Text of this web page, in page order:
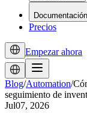
Documentación
Precios
Empezar ahora
Blog/Automation/
seguimiento de
Jul07, 2026